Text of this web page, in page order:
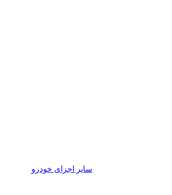
سایر اجزای خودرو